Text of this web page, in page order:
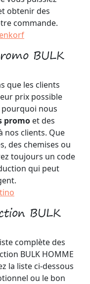
obtenir des
commande.
BULK
que les clients
prix possible
pourquoi nous
promo et des
nos clients. Que
des chemises ou
toujours un code
qui peut
BULK
complète des
BULK HOMME
la liste ci-dessous
ou le bon